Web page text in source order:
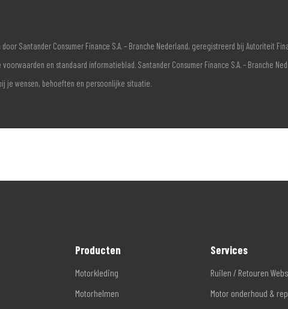
Santander Consumer Finance S.A. – Branche Nederland, geregistreerd bij Autoriteit
en standaard informatieblad. Santander Consumer Finance S.A. – Branche
je wensen, behoeften en persoonlijke situatie.
Producten
Motorkleding
Motorhelmen
Services
Ruilen / Retouren
Motor onderhoud &